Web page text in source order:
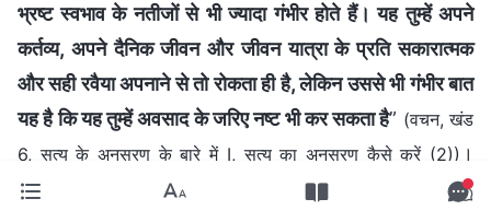
भ्रष्ट स्वभाव के नतीजों से भी ज्यादा गंभीर होते हैं। यह तुम्‍हें अपने
कर्तव्य, अपने दैनिक जीवन और जीवन यात्रा के प्रति सकारात्मक
और सही रवैया अपनाने से तो रोकता ही है, लेकिन उससे भी गंभीर बात
यह है कि यह तुम्हें अवसाद के जरिए नष्ट भी कर सकता है” (वचन, खंड
6, सत्य के अनुसरण के बारे में I, सत्य का अनुसरण कैसे करें (2)) ।
परमेश्वर के वचनों से, मैंने देखा कि अगर कोई सोचता है कि उसका